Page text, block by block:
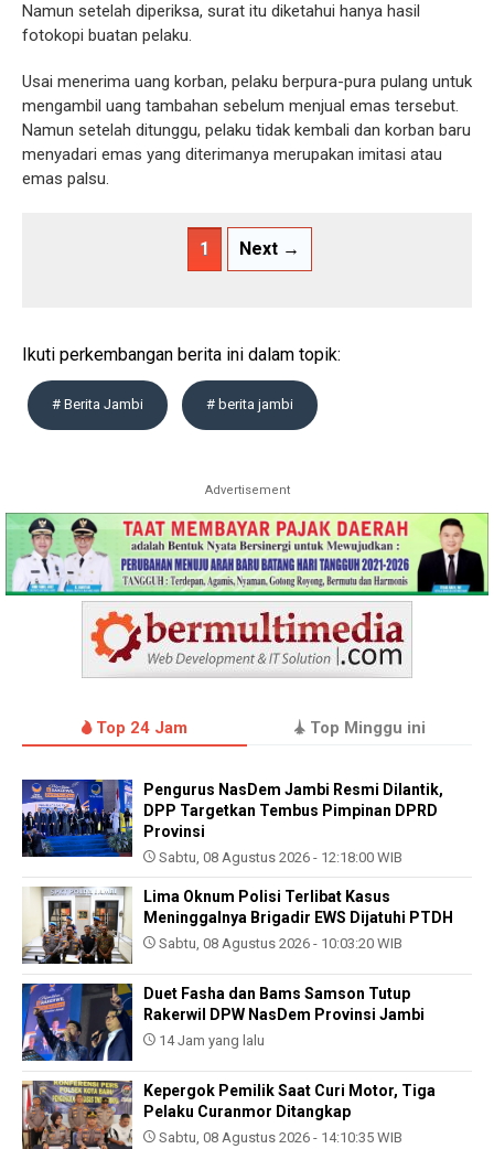
Namun setelah diperiksa, surat itu diketahui hanya hasil
fotokopi buatan pelaku.
Usai menerima uang korban, pelaku berpura-pura pulang untuk
mengambil uang tambahan sebelum menjual emas tersebut.
Namun setelah ditunggu, pelaku tidak kembali dan korban baru
menyadari emas yang diterimanya merupakan imitasi atau
emas palsu.
1 Next →
Ikuti perkembangan berita ini dalam topik:
# Berita Jambi # berita jambi
Advertisement
Top 24 Jam Top Minggu ini
Pengurus NasDem Jambi Resmi Dilantik,
DPP Targetkan Tembus Pimpinan DPRD
Provinsi
Sabtu, 08 Agustus 2026 - 12:18:00 WIB
Lima Oknum Polisi Terlibat Kasus
Meninggalnya Brigadir EWS Dijatuhi PTDH
Sabtu, 08 Agustus 2026 - 10:03:20 WIB
Duet Fasha dan Bams Samson Tutup
Rakerwil DPW NasDem Provinsi Jambi
14 Jam yang lalu
Kepergok Pemilik Saat Curi Motor, Tiga
Pelaku Curanmor Ditangkap
Sabtu, 08 Agustus 2026 - 14:10:35 WIB